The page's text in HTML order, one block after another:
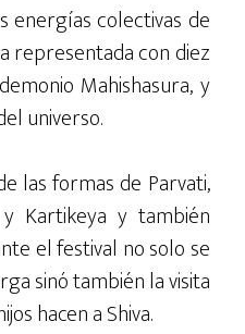
energías colectivas de
representada con diez
Mahishasura, y
universo.
las formas de Parvati,
Kartikeya y también
el festival no solo se
sinó también la visita
hacen a Shiva.